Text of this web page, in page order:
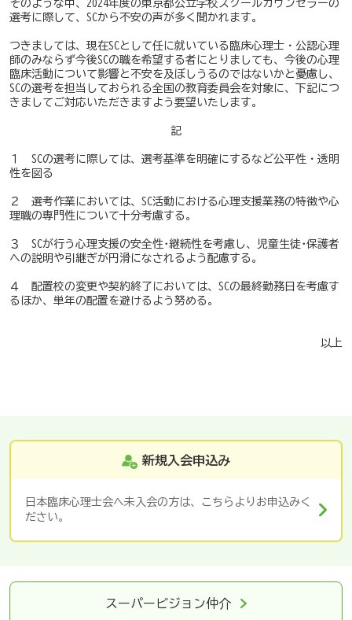
そのような中、2024年度の東京都公立学校スクールカウンセラーの
選考に際して、SCから不安の声が多く聞かれます。
つきましては、現在SCとして任に就いている臨床心理士・公認心理
師のみならず今後SCの職を希望する者にとりましても、今後の心理
臨床活動について影響と不安を及ぼしうるのではないかと憂慮し、
SCの選考を担当しておられる全国の教育委員会を対象に、下記につ
きましてご対応いただきますよう要望いたします。
記
１ SCの選考に際しては、選考基準を明確にするなど公平性・透明
性を図る
２ 選考作業においては、SC活動における心理支援業務の特徴や心
理職の専門性について十分考慮する。
３ SCが行う心理支援の安全性･継続性を考慮し、児童生徒･保護者
への説明や引継ぎが円滑になされるよう配慮する。
４ 配置校の変更や契約終了においては、SCの最終勤務日を考慮す
るほか、単年の配置を避けるよう努める。
以上
新規入会申込み
日本臨床心理士会へ未入会の方は、こちらよりお申込みく
ださい。
スーパービジョン仲介